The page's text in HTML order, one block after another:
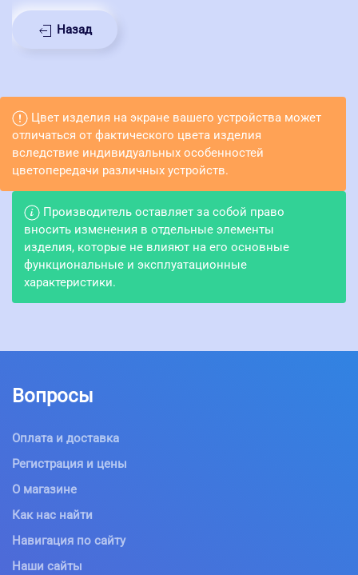
Назад
Цвет изделия на экране вашего устройства может
отличаться от фактического цвета изделия
вследствие индивидуальных особенностей
цветопередачи различных устройств.
Производитель оставляет за собой право
вносить изменения в отдельные элементы
изделия, которые не влияют на его основные
функциональные и эксплуатационные
характеристики.
Вопросы
Оплата и доставка
Регистрация и цены
О магазине
Как нас найти
Навигация по сайту
Наши сайты